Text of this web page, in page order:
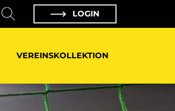
LOGIN
VEREINSKOLLEKTION